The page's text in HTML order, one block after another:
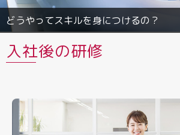
どうやってスキルを身につけるの？
入社後の研修